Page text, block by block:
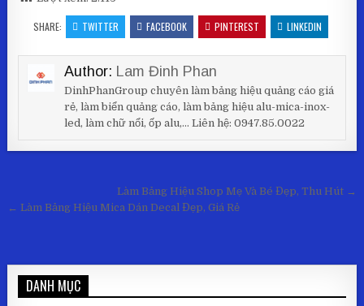
SHARE: TWITTER FACEBOOK PINTEREST LINKEDIN
Author: Lam Đinh Phan
DinhPhanGroup chuyên làm bảng hiệu quảng cáo giá
rẻ, làm biển quảng cáo, làm bảng hiệu alu-mica-inox-
led, làm chữ nổi, ốp alu,... Liên hệ: 0947.85.0022
Điều hướng bài viếtLàm Bảng Hiệu Shop Mẹ Và Bé Đẹp, Thu Hút →
← Làm Bảng Hiệu Mica Dán Decal Đẹp, Giá Rẻ
DANH MỤC